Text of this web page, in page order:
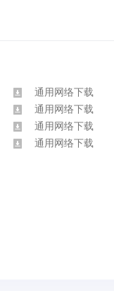
通用网络下载
通用网络下载
通用网络下载
通用网络下载